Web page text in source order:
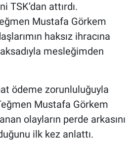
TSK’dan attırdı.
Mustafa Görkem
haksız ihracına
mesleğimden
ödeme zorunluluğuyla
Mustafa Görkem
olayların perde arkasını
ilk kez anlattı.